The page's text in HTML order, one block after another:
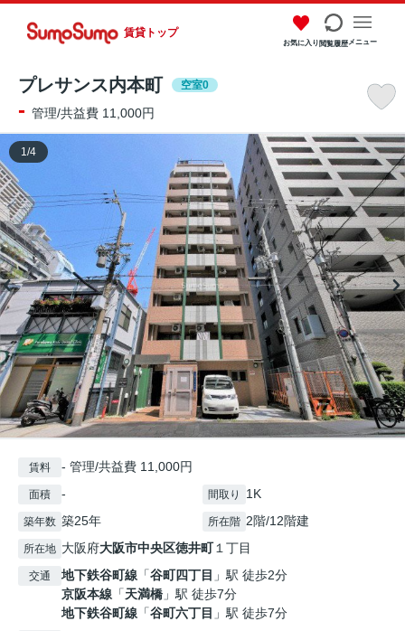
賃貸トップ
お気に入り閲覧履歴メニュー
プレサンス内本町 空室0
- 管理/共益費 11,000円
1 /4
賃料 - 管理/共益費 11,000円
面積 - 間取り 1K
築年数 築25年 所在階 2階/12階建
所在地 大阪府大阪市中央区徳井町１丁目
交通 地下鉄谷町線 「谷町四丁目 」駅 徒歩2分
京阪本線 「天満橋 」駅 徒歩7分
地下鉄谷町線 「谷町六丁目 」駅 徒歩7分